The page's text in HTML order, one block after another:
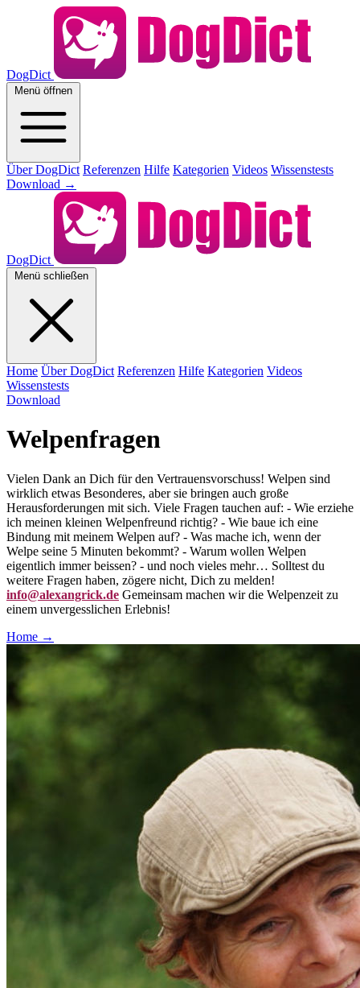
DogDict
Menü öffnen
Über DogDict Referenzen Hilfe Kategorien Videos Wissenstests
Download →
DogDict
Menü schließen
Home Über DogDict Referenzen Hilfe Kategorien Videos
Wissenstests
Download
Welpenfragen
Vielen Dank an Dich für den Vertrauensvorschuss! Welpen sind
wirklich etwas Besonderes, aber sie bringen auch große
Herausforderungen mit sich. Viele Fragen tauchen auf: - Wie erziehe
ich meinen kleinen Welpenfreund richtig? - Wie baue ich eine
Bindung mit meinem Welpen auf? - Was mache ich, wenn der
Welpe seine 5 Minuten bekommt? - Warum wollen Welpen
eigentlich immer beissen? - und noch vieles mehr… Solltest du
weitere Fragen haben, zögere nicht, Dich zu melden!
info@alexangrick.de Gemeinsam machen wir die Welpenzeit zu
einem unvergesslichen Erlebnis!
Home →